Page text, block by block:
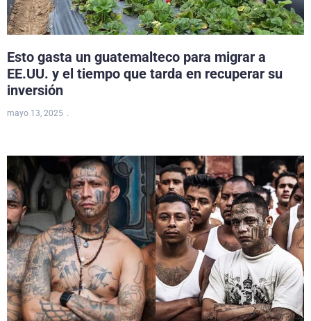
Esto gasta un guatemalteco para migrar a
EE.UU. y el tiempo que tarda en recuperar su
inversión
mayo 13, 2025